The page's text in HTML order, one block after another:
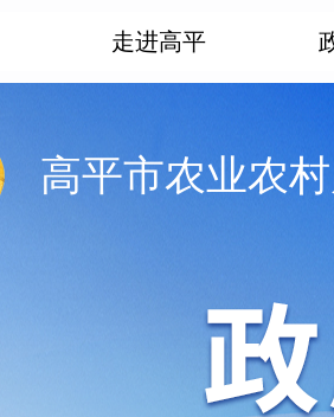
走进高平
高平市农业农